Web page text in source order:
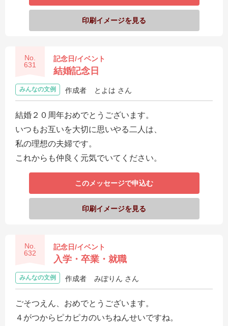
ハ
報
ラ
ボ
お
問
い
わ
印刷イメージを見る
No.
631
記念日/イベント
結婚記念日
みんなの文例 作成者 とよは さん
結婚２０周年おめでとうございます。
いつもお互いを大切に思いやる二人は、
私の理想の夫婦です。
これからも仲良く元気でいてください。
このメッセージで申込む
印刷イメージを見る
No.
632
記念日/イベント
入学・卒業・就職
みんなの文例 作成者 みぽりん さん
ごそつえん、おめでとうございます。
４がつからピカピカのいちねんせいですね。